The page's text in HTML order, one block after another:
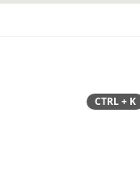
Szukaj
CTRL+ K